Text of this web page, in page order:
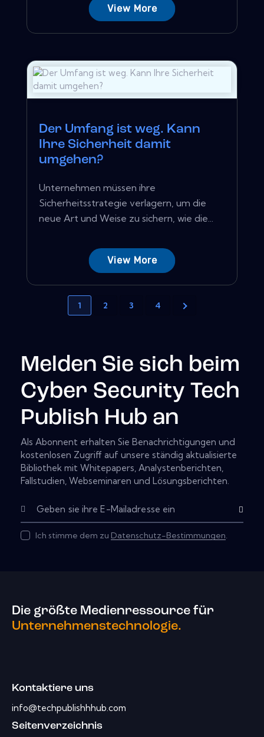
View More
Der Umfang ist weg. Kann
Ihre Sicherheit damit
umgehen?
Unternehmen müssen ihre
Sicherheitsstrategie verlagern, um die
neue Art und Weise zu sichern, wie die...
View More
1 2 3 4
Melden Sie sich beim
Cyber Security Tech
Publish Hub an
Als Abonnent erhalten Sie Benachrichtigungen und
kostenlosen Zugriff auf unsere ständig aktualisierte
Bibliothek mit Whitepapers, Analystenberichten,
Fallstudien, Webseminaren und Lösungsberichten.
Ich stimme dem zu Datenschutz-Bestimmungen.
Die größte Medienressource für
Unternehmenstechnologie.
Kontaktiere uns
info@techpublishhhub.com
Seitenverzeichnis